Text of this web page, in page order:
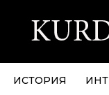
ИСТОРИЯ